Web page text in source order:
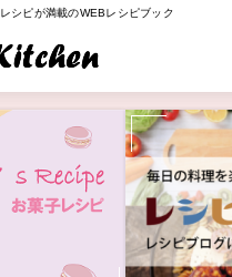
シピが満載のWEBレシピブック